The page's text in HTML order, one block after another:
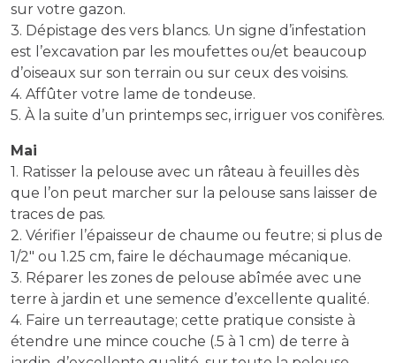
sur votre gazon.
3. Dépistage des vers blancs. Un signe d’infestation
est l’excavation par les moufettes ou/et beaucoup
d’oiseaux sur son terrain ou sur ceux des voisins.
4. Affûter votre lame de tondeuse.
5. À la suite d’un printemps sec, irriguer vos conifères.
Mai
1. Ratisser la pelouse avec un râteau à feuilles dès
que l’on peut marcher sur la pelouse sans laisser de
traces de pas.
2. Vérifier l’épaisseur de chaume ou feutre; si plus de
1/2″ ou 1.25 cm, faire le déchaumage mécanique.
3. Réparer les zones de pelouse abîmée avec une
terre à jardin et une semence d’excellente qualité.
4. Faire un terreautage; cette pratique consiste à
étendre une mince couche (.5 à 1 cm) de terre à